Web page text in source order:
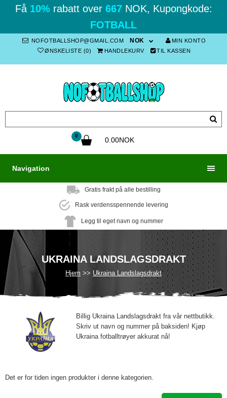
Få 10%rabatt over 667NOK, Kupongkode:
FOTBALL
NOFOTBALLSHOP@GMAIL.COM NOK
MIN KONTO
ØNSKELISTE (0)
HANDLEKURV TIL KASSEN
0
0.00NOK
Navigation
Gratis frakt på alle bestilling
Rask verdensspennende levering
Legg til eget navn og nummer
UKRAINA LANDSLAGSDRAKT
Hjem Ukraina Landslagsdrakt
Billig Ukraina Landslagsdrakt fra vår nettbutikk.
Skriv ut navn og nummer på baksiden! Kjøp
Ukraina fotballtrøyer akkurat nå!
Det er for tiden ingen produkter i denne kategorien.